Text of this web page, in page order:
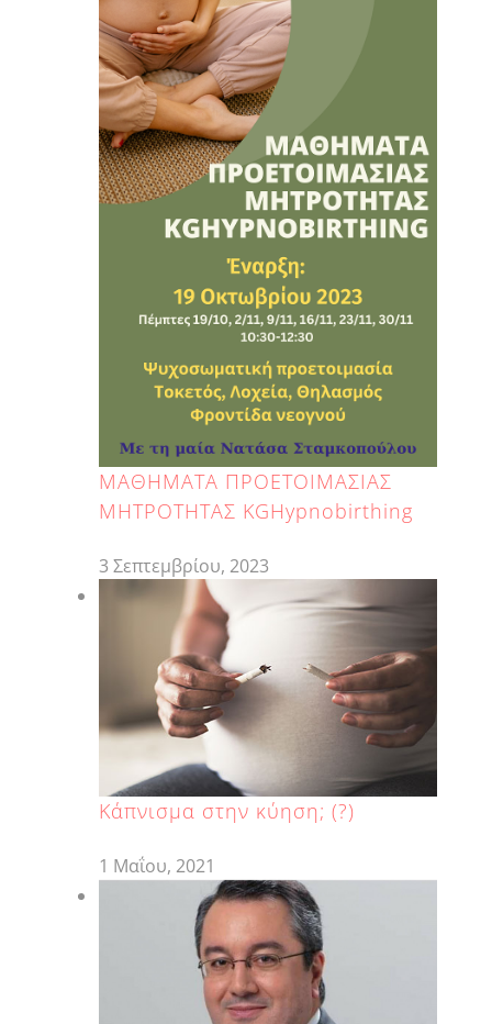
ΜΑΘΗΜΑΤΑ ΠΡΟΕΤΟΙΜΑΣΙΑΣ
ΜΗΤΡΟΤΗΤΑΣ KGHypnobirthing
3 Σεπτεμβρίου, 2023
Κάπνισμα στην κύηση; (?)
1 Μαΐου, 2021